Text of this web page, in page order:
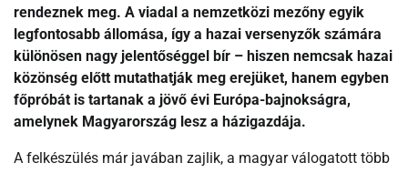
rendeznek meg. A viadal a nemzetközi mezőny egyik
legfontosabb állomása, így a hazai versenyzők számára
különösen nagy jelentőséggel bír – hiszen nemcsak hazai
közönség előtt mutathatják meg erejüket, hanem egyben
főpróbát is tartanak a jövő évi Európa-bajnokságra,
amelynek Magyarország lesz a házigazdája.
A felkészülés már javában zajlik, a magyar válogatott több